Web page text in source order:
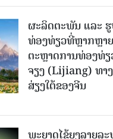
ຜະລິດຕະພັນ ແລະ
ທ່ອງທ່ຽວທີ່ຫຼາກຫຼາ
ຕະຫຼາດການທ່ອງທ່
ຈຽງ (Lijiang) ທາ
ສ່ຽງໃຕ້ຂອງຈີນ
ພະຍາດໄຂ້ຍຸງລາຍລ